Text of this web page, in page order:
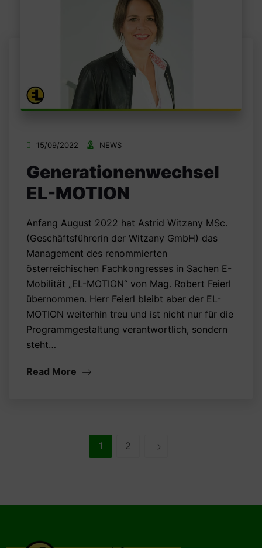
15/09/2022 NEWS
Generationenwechsel
EL-MOTION
Anfang August 2022 hat Astrid Witzany MSc.
(Geschäftsführerin der Witzany GmbH) das
Management des renommierten
österreichischen Fachkongresses in Sachen E-
Mobilität „EL-MOTION“ von Mag. Robert Feierl
übernommen. Herr Feierl bleibt aber der EL-
MOTION weiterhin treu und ist nicht nur für die
Programmgestaltung verantwortlich, sondern
steht…
Read More
1 2